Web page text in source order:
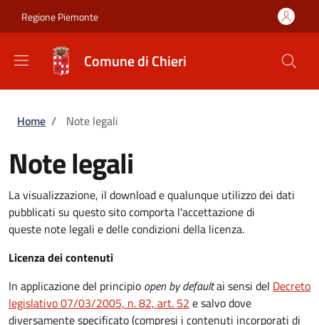
Regione Piemonte
Comune di Chieri
Briciole di pane
Home / Note legali
Note legali
La visualizzazione, il download e qualunque utilizzo dei dati
pubblicati su questo sito comporta l'accettazione di
queste note legali e delle condizioni della licenza.
Licenza dei contenuti
In applicazione del principio open by defaultai sensi del Decreto
legislativo 07/03/2005, n. 82, art. 52 e salvo dove
diversamente specificato (compresi i contenuti incorporati di